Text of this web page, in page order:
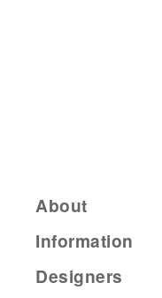
About
Information
Designers